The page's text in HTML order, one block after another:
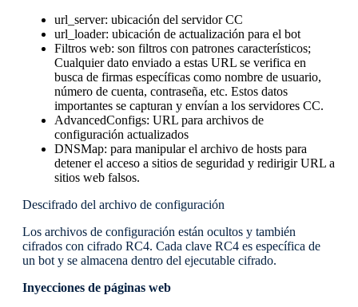
url_server: ubicación del servidor CC
url_loader: ubicación de actualización para el bot
Filtros web: son filtros con patrones característicos;
Cualquier dato enviado a estas URL se verifica en
busca de firmas específicas como nombre de usuario,
número de cuenta, contraseña, etc. Estos datos
importantes se capturan y envían a los servidores CC.
AdvancedConfigs: URL para archivos de
configuración actualizados
DNSMap: para manipular el archivo de hosts para
detener el acceso a sitios de seguridad y redirigir URL a
sitios web falsos.
Descifrado del archivo de configuración
Los archivos de configuración están ocultos y también
cifrados con cifrado RC4. Cada clave RC4 es específica de
un bot y se almacena dentro del ejecutable cifrado.
Inyecciones de páginas web